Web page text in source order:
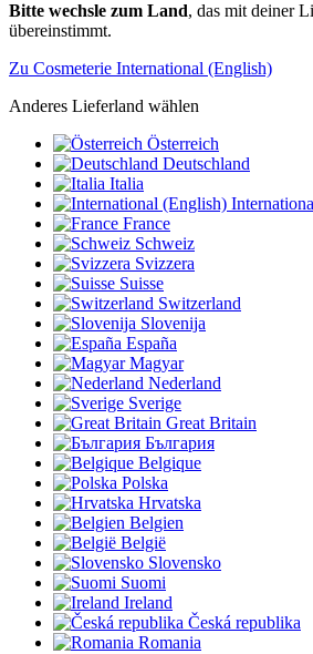
Bitte wechsle zum Land, das mit deiner
übereinstimmt.
Zu Cosmeterie International (English)
Anderes Lieferland wählen
Österreich
Deutschland
Italia
France
Schweiz
Svizzera
Suisse
Switzerland
Slovenija
España
Magyar
Nederland
Sverige
Great Britain
България
Belgique
Polska
Hrvatska
Belgien
België
Slovensko
Suomi
Ireland
Česká republika
Romania